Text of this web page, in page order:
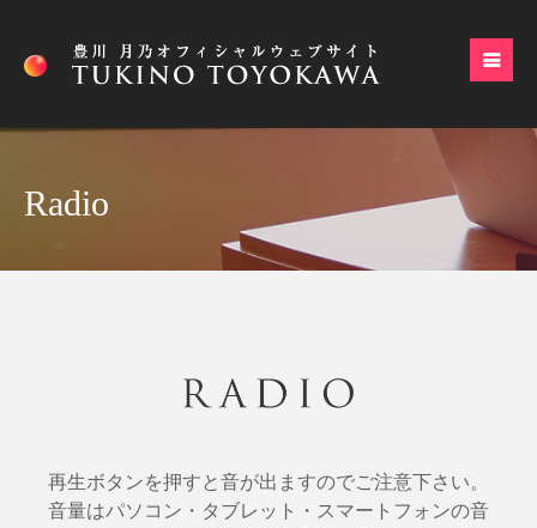
Radio
再生ボタンを押すと音が出ますのでご注意下さい。
音量はパソコン・タブレット・スマートフォンの音